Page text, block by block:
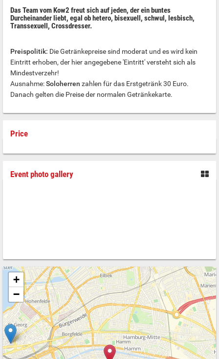
Das Team vom Kow2 freut sich auf jeden, der ein buntes
Durcheinander liebt, egal ob hetero, bisexuell, schwul, lesbisch,
Transsexuell, Crossdresser.
Preispolitik: Die Getränkepreise sind moderat und es wird kein
Eintritt erhoben, der hier angegebene 'Eintritt' versteht sich als
Mindestverzehr!
Ausnahme:Soloherren zahlen für das Erstgetränk 30 Euro.
Danach gelten die Preise der normalen Getränkekarte.
Price
Event photo gallery
+
−